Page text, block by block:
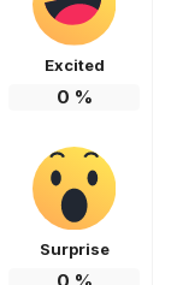
Excited
0 %
Surprise